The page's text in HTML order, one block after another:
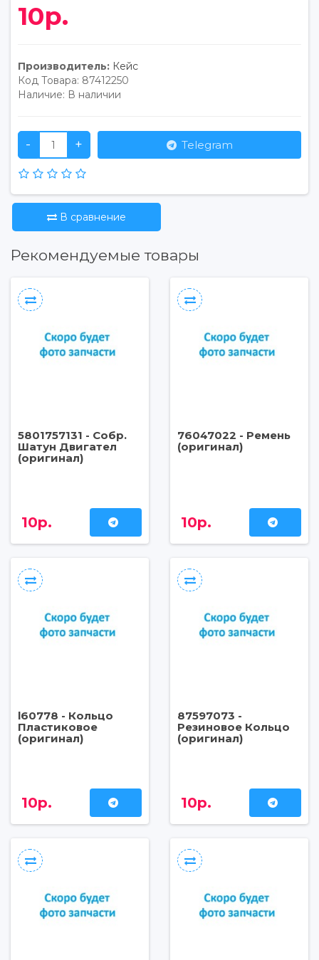
10р.
Производитель: Кейс
Код Товара: 87412250
Наличие: В наличии
- + Telegram
В сравнение
Рекомендуемые товары
5801757131 - Собр.
Шатун Двигател
(оригинал)
10р.
76047022 - Ремень
(оригинал)
10р.
l60778 - Кольцо
Пластиковое
(оригинал)
10р.
87597073 -
Резиновое Кольцо
(оригинал)
10р.